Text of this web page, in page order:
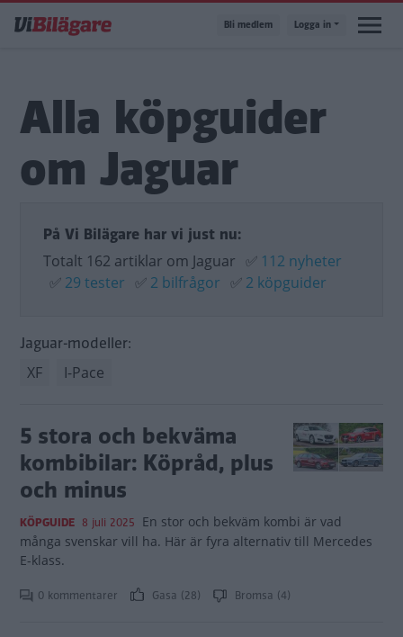
till
Bli medlem Logga in
Alla köpguider
om Jaguar
På Vi Bilägare har vi just nu:
Totalt 162 artiklar om Jaguar ✅ 112 nyheter
✅ 29 tester ✅ 2 bilfrågor ✅ 2 köpguider
Jaguar-modeller:
XF I-Pace
5 stora och bekväma
kombibilar: Köpråd, plus
och minus
KÖPGUIDE 8 juli 2025 En stor och bekväm kombi är vad
många svenskar vill ha. Här är fyra alternativ till Mercedes
E-klass.
0 kommentarer Gasa (28) Bromsa (4)